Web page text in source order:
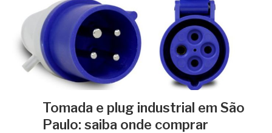
Tomada e plug industrial em São
Paulo: saiba onde comprar